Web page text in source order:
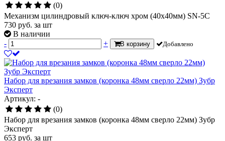
(0)
Механизм цилиндровый ключ-ключ хром (40х40мм) SN-5C
730 руб. за шт
В наличии
-
+ В корзину Добавлено
Набор для врезания замков (коронка 48мм сверло 22мм) Зубр
Эксперт
Артикул: -
(0)
Набор для врезания замков (коронка 48мм сверло 22мм) Зубр
Эксперт
653 руб. за шт